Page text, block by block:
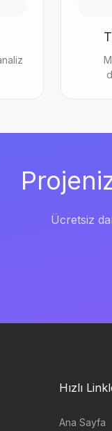
Ücretsiz
Hızlı
Ana Sayfa